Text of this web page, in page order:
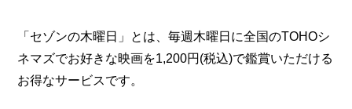
「セゾンの木曜日」とは、毎週木曜日に全国のTOHOシ
ネマズでお好きな映画を1,200円(税込)で鑑賞いただける
お得なサービスです。